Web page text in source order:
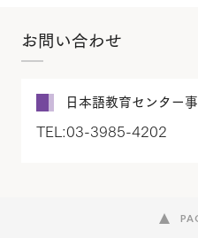
お問い合わせ
日本語教育センター
TEL:03-3985-4202